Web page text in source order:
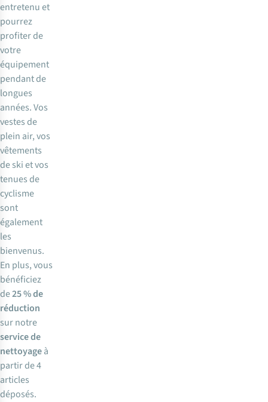
entretenu et
pourrez
profiter de
votre
équipement
pendant de
longues
années. Vos
vestes de
plein air, vos
vêtements
de ski et vos
tenues de
cyclisme
sont
également
les
bienvenus.
En plus, vous
bénéficiez
de25 % de
réduction
sur notre
service de
nettoyageà
partir de 4
articles
déposés.